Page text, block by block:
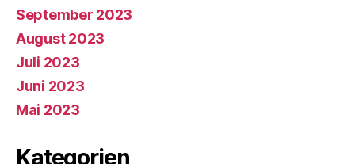
September 2023
August 2023
Juli 2023
Juni 2023
Mai 2023
Kategorien